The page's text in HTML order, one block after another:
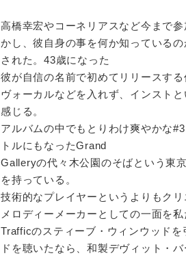
高橋幸宏やコーネリアスなど今まで
かし、彼自身の事を何か知っている
された。43歳になった
彼が自信の名前で初めてリリースする
ヴォーカルなどを入れず、インスト
感じる。
アルバムの中でもとりわけ爽やかな
トルにもなったGrand
Galleryの代々木公園のそばという東
を持っている。
技術的なプレイヤーというよりもク
メロディーメーカーとしての一面を
Trafficのスティーブ・ウィンウッド
ドを聴いたなら、和製デヴィット・